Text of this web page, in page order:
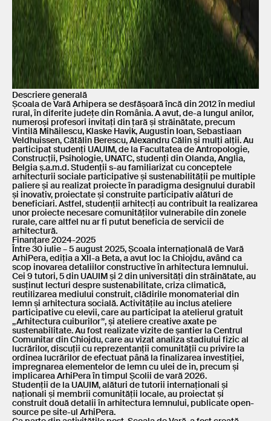
Descriere generală
Școala de Vară Arhipera se desfășoară încă din 2012 în mediul
rural, în diferite județe din România. A avut, de-a lungul anilor,
numeroși profesori invitați din țară și străinătate, precum
Vintilă Mihăilescu, Klaske Havik, Augustin Ioan, Sebastiaan
Veldhuissen, Cătălin Berescu, Alexandru Călin și mulți alții. Au
participat studenți UAUIM, de la Facultatea de Antropologie,
Construcții, Psihologie, UNATC, studenți din Olanda, Anglia,
Belgia ș.a.m.d. Studenții s-au familiarizat cu conceptele
arhitecturii sociale participative și sustenabilității pe multiple
paliere și au realizat proiecte în paradigma designului durabil
și inovativ, proiectate și construite participativ alături de
beneficiari. Astfel, studenții arhitecți au contribuit la realizarea
unor proiecte necesare comunităților vulnerabile din zonele
rurale, care altfel nu ar fi putut beneficia de servicii de
arhitectură.
Finanțare 2024-2025
Între 30 iulie – 5 august 2025, Școala internațională de Vară
ArhiPera, ediția a XII-a Beta, a avut loc la Chiojdu, având ca
scop inovarea detaliilor constructive în arhitectura lemnului.
Cei 9 tutori, 5 din UAUIM și 2 din universități din străinătate, au
susținut lecturi despre sustenabilitate, criza climatică,
reutilizarea mediului construit, clădirile monomaterial din
lemn și arhitectura socială. Activitățile au inclus ateliere
participative cu elevii, care au participat la atelierul gratuit
,,Arhitectura cuiburilor’’, și ateliere creative axate pe
sustenabilitate. Au fost realizate vizite de șantier la Centrul
Comunitar din Chiojdu, care au vizat analiza stadiului fizic al
lucrărilor, discuții cu reprezentanții comunității cu privire la
ordinea lucrărilor de efectuat până la finalizarea investiției,
impregnarea elementelor de lemn cu ulei de in, precum și
implicarea ArhiPera în timpul Școlii de vară 2026.
Studenții de la UAUIM, alături de tutorii internaționali și
naționali și membrii comunității locale, au proiectat și
construit două detalii în arhitectura lemnului, publicate open-
source pe site-ul ArhiPera.